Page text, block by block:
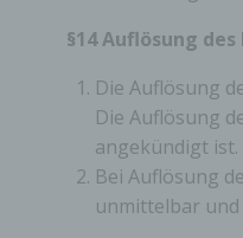
§14 Auflösung
Die Auflösung
Die Auflösung
angekündigt ist.
Bei Auflösung
unmittelbar